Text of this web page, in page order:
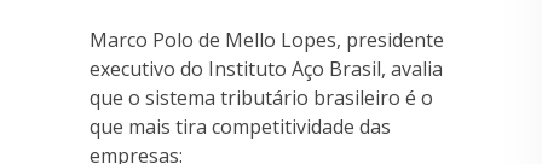
Marco Polo de Mello Lopes, presidente
executivo do Instituto Aço Brasil, avalia
que o sistema tributário brasileiro é o
que mais tira competitividade das
empresas: